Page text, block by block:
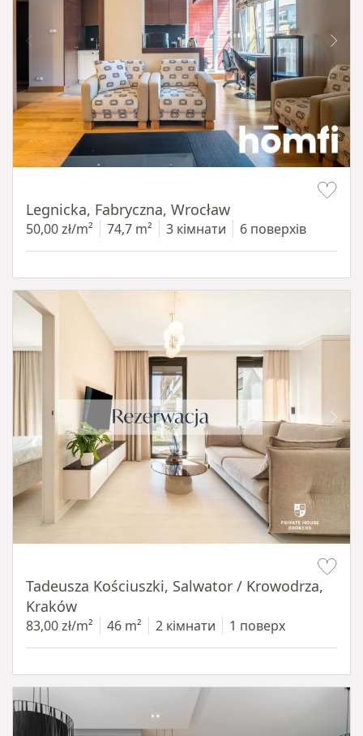
Legnicka, Fabryczna, Wrocław
50,00 zł/m² 74,7 m² 3 кімнати 6 поверхів
Tadeusza Kościuszki, Salwator / Krowodrza,
Kraków
83,00 zł/m² 46 m² 2 кімнати 1 поверх